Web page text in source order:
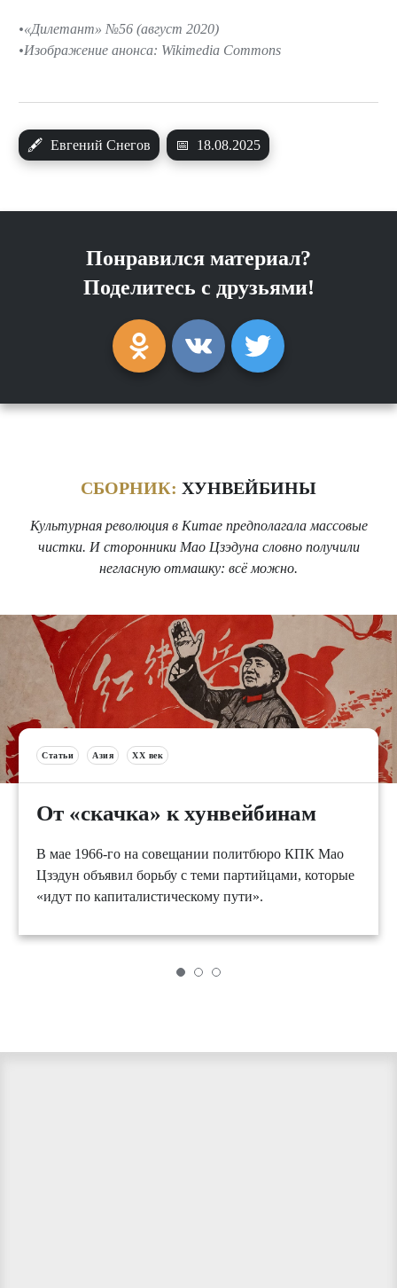
🖋 Евгений Снегов 📅 18.08.2025
«Дилетант» №56 (август 2020)
Изображение анонса: Wikimedia Commons
Понравился материал?
Поделитесь с друзьями!
СБОРНИК: ХУНВЕЙБИНЫ
Культурная революция в Китае предполагала массовые
чистки. И сторонники Мао Цзэдуна словно получили
негласную отмашку: всё можно.
Статьи Азия XX век
От «скачка» к хунвейбинам
В мае 1966-го на совещании политбюро КПК Мао
Цзэдун объявил борьбу с теми партийцами, которые
«идут по капиталистическому пути».